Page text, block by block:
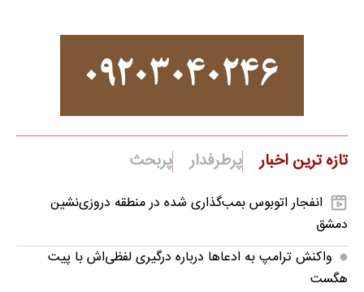
تازه ترین اخبار پرطرفدار پربحث
انفجار اتوبوس بمب‌گذاری شده در منطقه دروزی‌نشین
دمشق
واکنش ترامپ به ادعاها درباره درگیری لفظی‌اش با پیت
هگست